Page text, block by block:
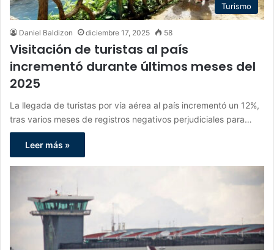
Turismo
Daniel Baldizon diciembre 17, 2025 58
Visitación de turistas al país
incrementó durante últimos meses del
2025
La llegada de turistas por vía aérea al país incrementó un 12%,
tras varios meses de registros negativos perjudiciales para…
Leer más »